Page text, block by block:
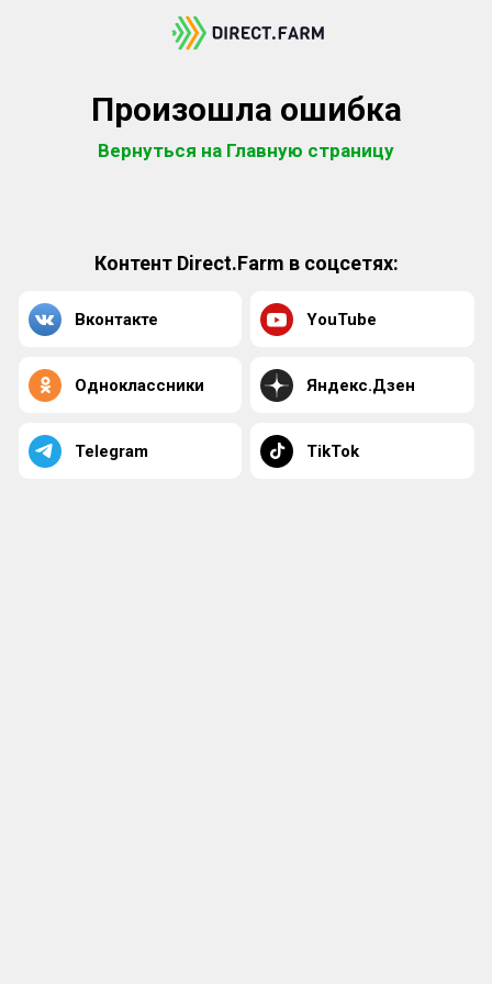
Произошла ошибка
Вернуться на Главную страницу
Контент Direct.Farm в соцсетях:
Вконтакте YouTube
Одноклассники Яндекс.Дзен
Telegram TikTok